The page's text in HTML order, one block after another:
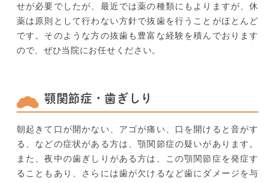
せが必要でしたが、最近では薬の種類にもよりますが、休
薬は原則として行わない方針で抜歯を行うことがほとんど
です。そのような方の抜歯も豊富な経験を積んでおります
ので、ぜひ当院にお任せください。
顎関節症・歯ぎしり
朝起きて口が開かない、アゴが痛い、口を開けると音がす
る、などの症状がある方は、顎関節症の疑いがあります。
また、夜中の歯ぎしりがある方は、この顎関節症を発症す
ることもあり、さらには歯が欠けるなど歯にダメージを与